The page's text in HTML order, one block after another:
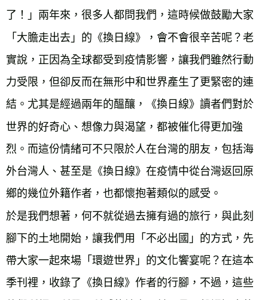
了！」兩年來，很多人都問我們，這時候做鼓勵大家
「大膽走出去」的《換日線》，會不會很辛苦呢？老
實說，正因為全球都受到疫情影響，讓我們雖然行動
力受限，但卻反而在無形中和世界產生了更緊密的連
結。尤其是經過兩年的醞釀，《換日線》讀者們對於
世界的好奇心、想像力與渴望，都被催化得更加強
烈。而這份情緒可不只限於人在台灣的朋友，包括海
外台灣人、甚至是《換日線》在疫情中從台灣返回原
鄉的幾位外籍作者，也都懷抱著類似的感受。
於是我們想著，何不就從過去擁有過的旅行，與此刻
腳下的土地開始，讓我們用「不必出國」的方式，先
帶大家一起來場「環遊世界」的文化饗宴呢？在這本
季刊裡，收錄了《換日線》作者的行腳，不過，這些